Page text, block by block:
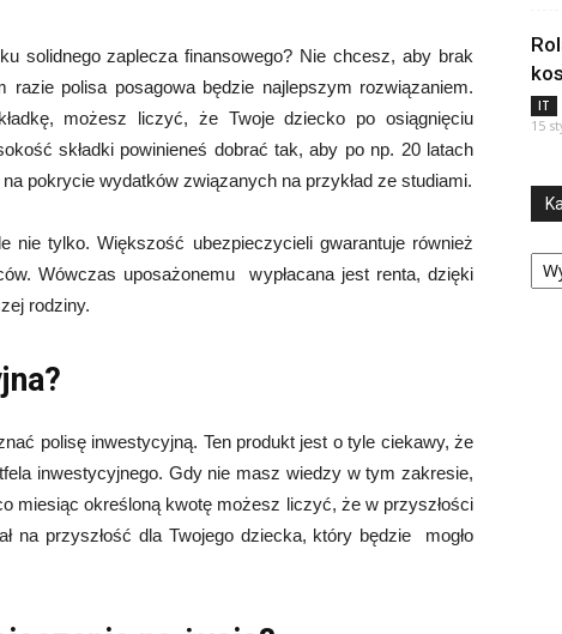
solidnego zaplecza finansowego? Nie chcesz, aby brak
razie polisa posagowa będzie najlepszym rozwiązaniem.
możesz liczyć, że Twoje dziecko po osiągnięciu
składki powinieneś dobrać tak, aby po np. 20 latach
pokrycie wydatków związanych na przykład ze studiami.
nie tylko. Większość ubezpieczycieli gwarantuje również
Wówczas uposażonemu wypłacana jest renta, dzięki
rodziny.
polisę inwestycyjną. Ten produkt jest o tyle ciekawy, że
inwestycyjnego. Gdy nie masz wiedzy w tym zakresie,
miesiąc określoną kwotę możesz liczyć, że w przyszłości
na przyszłość dla Twojego dziecka, który będzie mogło
IT
15